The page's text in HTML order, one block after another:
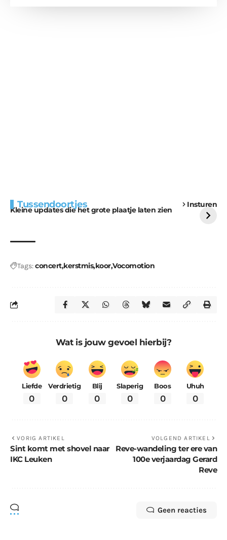
Tussendoortjes Insturen
Kleine updates die het grote plaatje laten zien
voor kabouters
uitdaging
Tags:concertkerstmiskoorVocomotion
Wat is jouw gevoel hierbij?
Liefde
0
Verdrietig
0
Blij
0
Slaperig
0
Boos
0
Uhuh
0
VORIG ARTIKEL
Sint komt met shovel naar
IKC Leuken
VOLGEND ARTIKEL
Reve-wandeling ter ere van
100e verjaardag Gerard
Reve
Geen reacties